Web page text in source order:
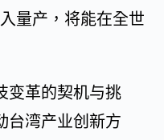
量产，将能在全世
变革的契机与挑
台湾产业创新方